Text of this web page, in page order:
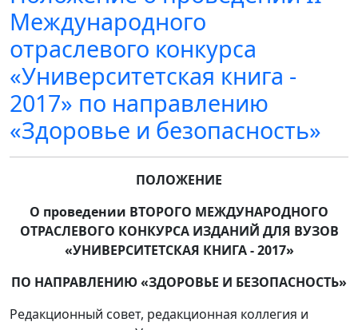
Международного
отраслевого конкурса
«Университетская книга -
2017» по направлению
«Здоровье и безопасность»
ПОЛОЖЕНИЕ
О проведении ВТОРОГО МЕЖДУНАРОДНОГО
ОТРАСЛЕВОГО КОНКУРСА ИЗДАНИЙ ДЛЯ ВУЗОВ
«УНИВЕРСИТЕТСКАЯ КНИГА - 2017»
ПО НАПРАВЛЕНИЮ«ЗДОРОВЬЕ И БЕЗОПАСНОСТЬ»
Редакционный совет, редакционная коллегия и